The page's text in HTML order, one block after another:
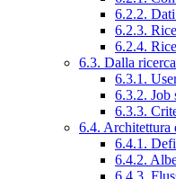
6.2.2.
6.2.3.
6.2.4.
6.3. Dalla
6.3.1.
6.3.2. Job
6.3.3.
6.4. Architettura
6.4.1.
6.4.2.
6.4.3.